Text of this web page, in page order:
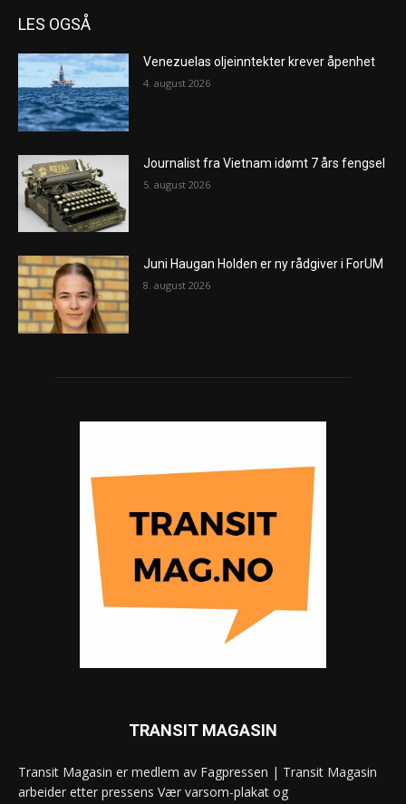
LES OGSÅ
Venezuelas oljeinntekter krever åpenhet
4. august 2026
Journalist fra Vietnam idømt 7 års fengsel
5. august 2026
Juni Haugan Holden er ny rådgiver i ForUM
8. august 2026
TRANSIT MAGASIN
Transit Magasin er medlem av Fagpressen | Transit Magasin
arbeider etter pressens Vær varsom-plakat og